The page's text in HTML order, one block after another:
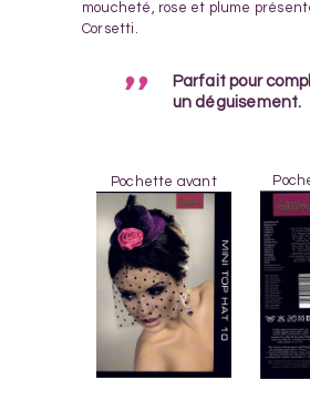
moucheté, rose et plume
Corsetti.
Parfait pour
un déguisement.
Pochette avant